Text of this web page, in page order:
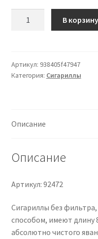
Java
20
В корзину
Артикул: 938405f47947
Категория: Сигариллы
Описание
Описание
Артикул: 92472
Сигариллы без
способом, имеют длину
абсолютно чистого